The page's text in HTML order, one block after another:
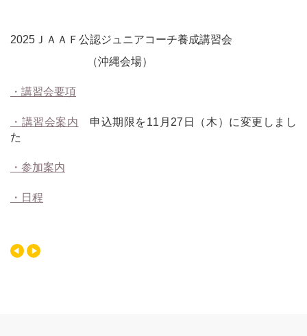
2025ＪＡＡＦ公認ジュニアコーチ養成講習会
（沖縄会場）
・ 講習会要項
・ 講習会案内 申込期限を11月27日（木）に変更しまし
た
・参加案内
・日程